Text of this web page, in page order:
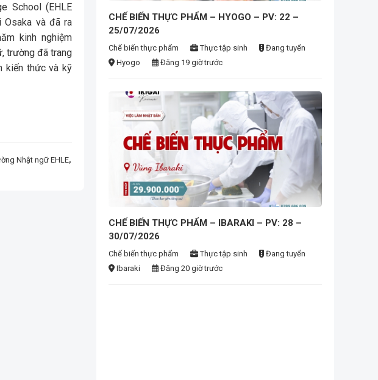
School (EHLE
và đã ra
kinh nghiệm
trường đã trang
kiến thức và kỹ
Nhật ngữ EHLE,
CHẾ BIẾN THỰC PHẨM – HYOGO – PV: 22 –
25/07/2026
Chế biến thực phẩm Thực tập sinh
Đang tuyển
Hyogo
Đăng 19 giờ trước
CHẾ BIẾN THỰC PHẨM – IBARAKI – PV: 28 –
30/07/2026
Chế biến thực phẩm Thực tập sinh
Đang tuyển
Ibaraki
Đăng 20 giờ trước